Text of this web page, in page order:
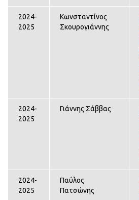
2024-
2025
Κωνσταντίνος
Σκουρογιάννης
2024-
2025
Γιάννης Σάββας
2024-
2025
Παύλος
Πατσώνης